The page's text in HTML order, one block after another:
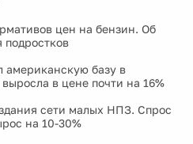
цен на бензин. Об
подростков
американскую базу в
в цене почти на 16%
сети малых НПЗ. Спрос
на 10-30%